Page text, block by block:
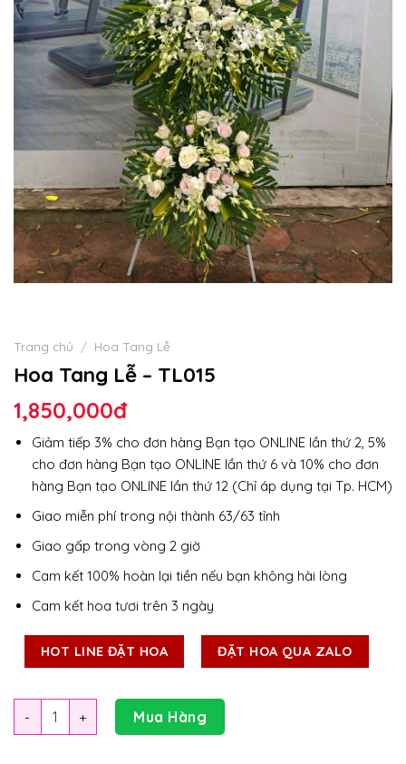
Trang chủ / Hoa Tang Lễ
Hoa Tang Lễ – TL015
1,850,000đ
Giảm tiếp 3% cho đơn hàng Bạn tạo ONLINE lần thứ 2, 5%
cho đơn hàng Bạn tạo ONLINE lần thứ 6 và 10% cho đơn
hàng Bạn tạo ONLINE lần thứ 12 (Chỉ áp dụng tại Tp. HCM)
Giao miễn phí trong nội thành 63/63 tỉnh
Giao gấp trong vòng 2 giờ
Cam kết 100% hoàn lại tiền nếu bạn không hài lòng
Cam kết hoa tươi trên 3 ngày
HOT LINE ĐẶT HOA ĐẶT HOA QUA ZALO
Số lượng Mua Hàng